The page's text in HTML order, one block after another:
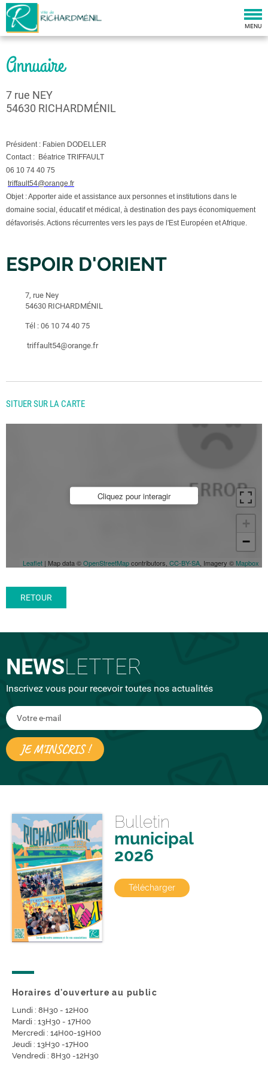
MENU
Annuaire
7 rue NEY
54630 RICHARDMÉNIL
Président : Fabien DODELLER
Contact : Béatrice TRIFFAULT
06 10 74 40 75
triffault54@orange.fr
Objet : Apporter aide et assistance aux personnes et institutions dans le
domaine social, éducatif et médical, à destination des pays économiquement
défavorisés. Actions récurrentes vers les pays de l'Est Européen et Afrique.
ESPOIR D'ORIENT
7, rue Ney
54630 RICHARDMÉNIL
Tél : 06 10 74 40 75
triffault54@orange.fr
SITUER SUR LA CARTE
+
−
Leaflet | Map data ©OpenStreetMapcontributors, CC-BY-SA , Imagery © Mapbox
Cliquez pour interagir
RETOUR
NEWSLETTER
Inscrivez vous pour recevoir toutes nos actualités
Bulletin
municipal
2026
Télécharger
Horaires d'ouverture au public
Lundi : 8H30 - 12H00
Mardi : 13H30 - 17H00
Mercredi : 14H00-19H00
Jeudi : 13H30 -17H00
Vendredi : 8H30 -12H30